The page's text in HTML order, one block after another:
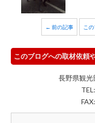
← 前の記事 こ
このブログへの取材依頼
長野県観光